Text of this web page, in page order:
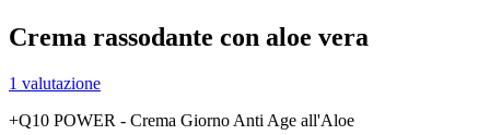
Crema rassodante con aloe vera
1 valutazione
+Q10 POWER - Crema Giorno Anti Age all'Aloe